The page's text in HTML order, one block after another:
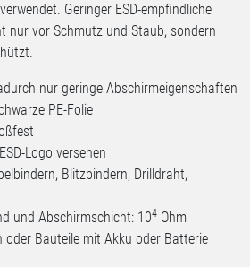
Geringer ESD-empfindliche
nur vor Schmutz und Staub, sondern
nur geringe Abschirmeigenschaften
PE-Folie
Logo versehen
Blitzbindern, Drilldraht,
und Abschirmschicht: 104 Ohm
oder Bauteile mit Akku oder Batterie